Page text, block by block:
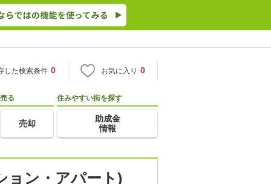
した検索条件 0 お気に入り 0
売る
売却
住みやすい街を探す
助成金
情報
ョン・アパート)